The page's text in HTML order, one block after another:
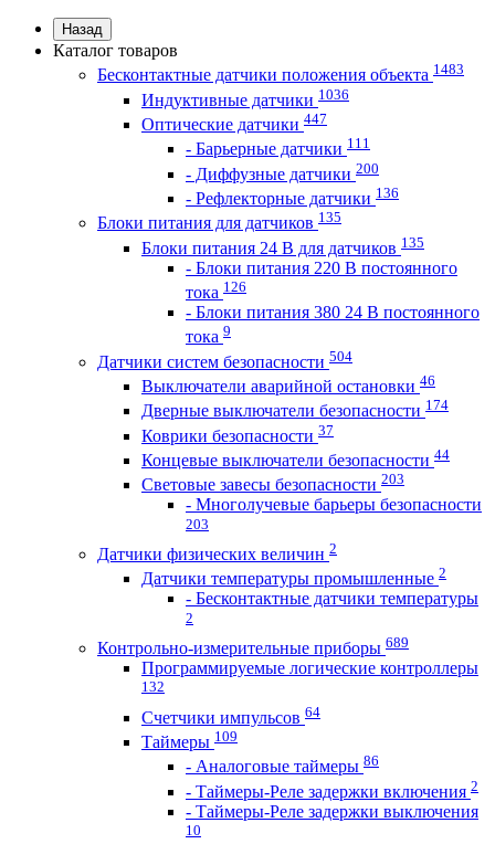
Назад
Каталог товаров
Бесконтактные датчики положения объекта 1483
Индуктивные датчики 1036
Оптические датчики 447
- Барьерные датчики 111
- Диффузные датчики 200
- Рефлекторные датчики 136
Блоки питания для датчиков 135
Блоки питания 24 В для датчиков 135
- Блоки питания 220 В постоянного
тока 126
- Блоки питания 380 24 В постоянного
тока 9
Датчики систем безопасности 504
Выключатели аварийной остановки 46
Дверные выключатели безопасности 174
Коврики безопасности 37
Концевые выключатели безопасности 44
Световые завесы безопасности 203
- Многолучевые барьеры безопасности
203
Датчики физических величин 2
Датчики температуры промышленные 2
- Бесконтактные датчики температуры
2
Контрольно-измерительные приборы 689
Программируемые логические контроллеры
132
Счетчики импульсов 64
Таймеры 109
- Аналоговые таймеры 86
- Таймеры-Реле задержки включения 2
- Таймеры-Реле задержки выключения
10